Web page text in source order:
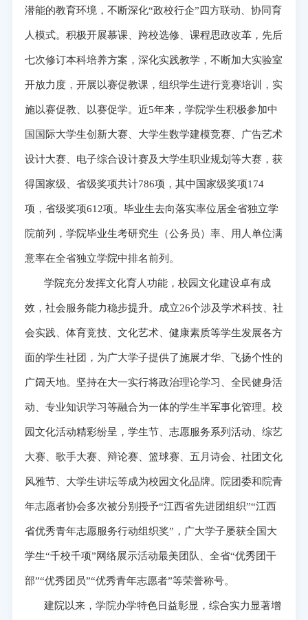
潜能的教育环境，不断深化“政校行企”四方联动、协同育
人模式。积极开展慕课、跨校选修、课程思政改革，先后
七次修订本科培养方案，深化实践教学，不断加大实验室
开放力度，开展以赛促教课，组织学生进行竞赛培训，实
施以赛促教、以赛促学。近5年来，学院学生积极参加中
国国际大学生创新大赛、大学生数学建模竞赛、广告艺术
设计大赛、电子综合设计赛及大学生职业规划等大赛，获
得国家级、省级奖项共计786项，其中国家级奖项174
项，省级奖项612项。毕业生去向落实率位居全省独立学
院前列，学院毕业生考研究生（公务员）率、用人单位满
意率在全省独立学院中排名前列。
学院充分发挥文化育人功能，校园文化建设卓有成
效，社会服务能力稳步提升。成立26个涉及学术科技、社
会实践、体育竞技、文化艺术、健康素质等学生发展各方
面的学生社团，为广大学子提供了施展才华、飞扬个性的
广阔天地。坚持在大一实行将政治理论学习、全民健身活
动、专业知识学习等融合为一体的学生半军事化管理。校
园文化活动精彩纷呈，学生节、志愿服务系列活动、综艺
大赛、歌手大赛、辩论赛、篮球赛、五月诗会、社团文化
风雅节、大学生讲坛等成为校园文化品牌。院团委和院青
年志愿者协会多次被分别授予“江西省先进团组织”“江西
省优秀青年志愿服务行动组织奖”，广大学子屡获全国大
学生“千校千项”网络展示活动最美团队、全省“优秀团干
部”“优秀团员”“优秀青年志愿者”等荣誉称号。
建院以来，学院办学特色日益彰显，综合实力显著增